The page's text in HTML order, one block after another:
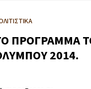
ΠΡΟΓΡΑΜΜΑ
2014.